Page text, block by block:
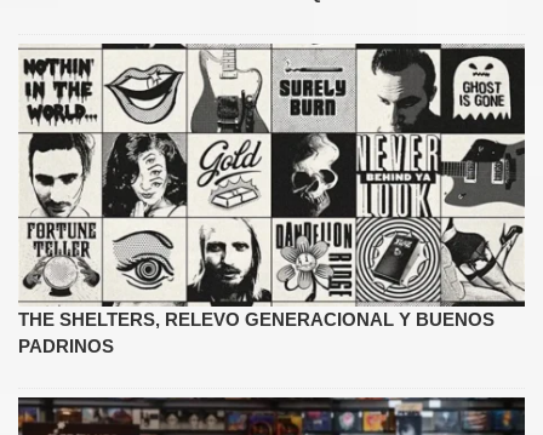
THE SHELTERS, RELEVO GENERACIONAL Y BUENOS
PADRINOS